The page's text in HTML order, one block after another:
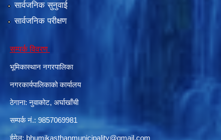
सार्वजनिक सुनुवाई
सार्वजनिक परीक्षण
सम्पर्क विवरण
भूमिकास्थान नगरपालिका
नगरकार्यपालिकाको कार्यालय
ठेगाना: नुवाकोट, अर्घाखाँची
सम्पर्क नं.: 9857069981
ईमेल: bhumikasthanmunicipality@gmail.com